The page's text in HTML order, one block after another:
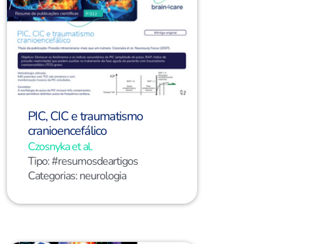
PIC, CIC e traumatismo
cranioencefálico
Czosnyka et al.
Tipo:#resumosdeartigos
Categorias:neurologia